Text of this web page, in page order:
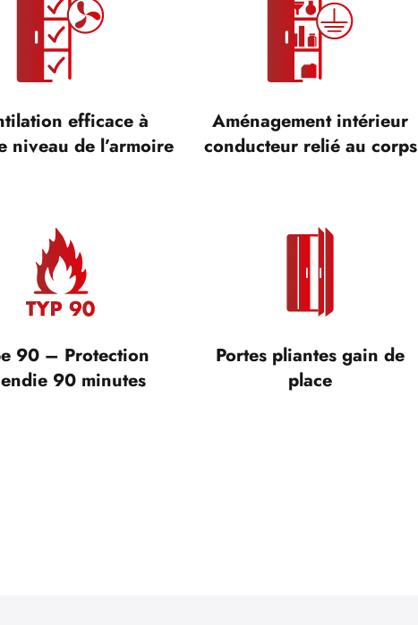
efficace à
niveau de l’armoire
Aménagement intérieur
conducteur relié au corps
90 – Protection
90 minutes
Portes pliantes gain de
place